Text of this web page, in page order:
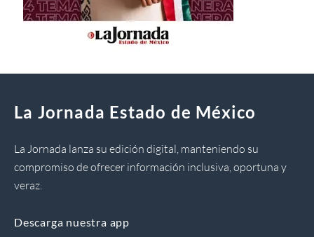
La Jornada Estado de México
La Jornada lanza su edición digital, manteniendo su
compromiso de ofrecer información inclusiva, oportuna y
veraz.
Descarga nuestra app